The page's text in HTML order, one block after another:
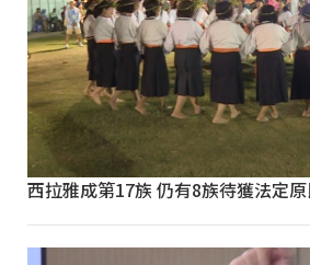
西拉雅成第17族 仍有8族待獲法定